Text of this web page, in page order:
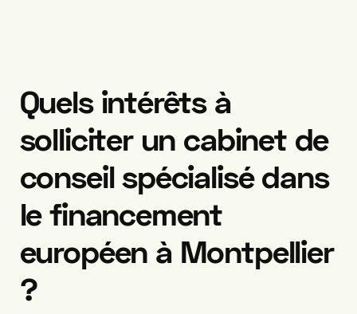
Quels intérêts à
solliciter un cabinet de
conseil spécialisé dans
le financement
européen à Montpellier
?